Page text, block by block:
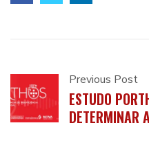
Previous Post
ESTUDO
DETERMINAR